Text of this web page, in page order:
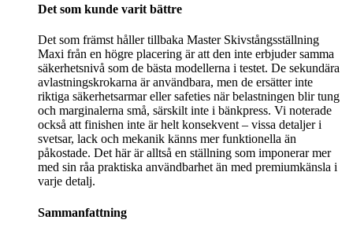
Det som kunde varit bättre
Det som främst håller tillbaka Master Skivstångsställning
Maxi från en högre placering är att den inte erbjuder samma
säkerhetsnivå som de bästa modellerna i testet. De sekundära
avlastningskrokarna är användbara, men de ersätter inte
riktiga säkerhetsarmar eller safeties när belastningen blir tung
och marginalerna små, särskilt inte i bänkpress. Vi noterade
också att finishen inte är helt konsekvent – vissa detaljer i
svetsar, lack och mekanik känns mer funktionella än
påkostade. Det här är alltså en ställning som imponerar mer
med sin råa praktiska användbarhet än med premiumkänsla i
varje detalj.
Sammanfattning